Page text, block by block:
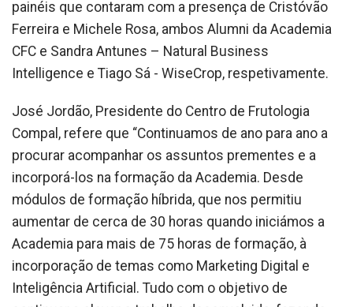
painéis que contaram com a presença de Cristóvão
Ferreira e Michele Rosa, ambos Alumni da Academia
CFC e Sandra Antunes – Natural Business
Intelligence e Tiago Sá - WiseCrop, respetivamente.
José Jordão, Presidente do Centro de Frutologia
Compal, refere que “Continuamos de ano para ano a
procurar acompanhar os assuntos prementes e a
incorporá-los na formação da Academia. Desde
módulos de formação híbrida, que nos permitiu
aumentar de cerca de 30 horas quando iniciámos a
Academia para mais de 75 horas de formação, à
incorporação de temas como Marketing Digital e
Inteligência Artificial. Tudo com o objetivo de